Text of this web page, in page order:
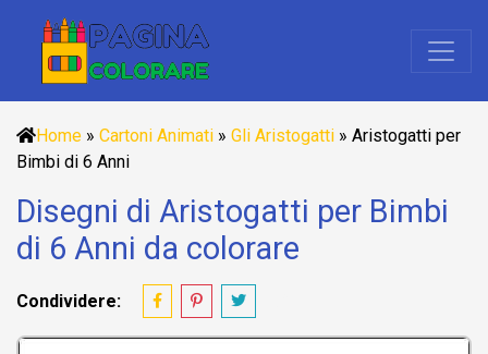
Home » Cartoni Animati » Gli Aristogatti » Aristogatti per
Bimbi di 6 Anni
Disegni di Aristogatti per Bimbi
di 6 Anni da colorare
Condividere: